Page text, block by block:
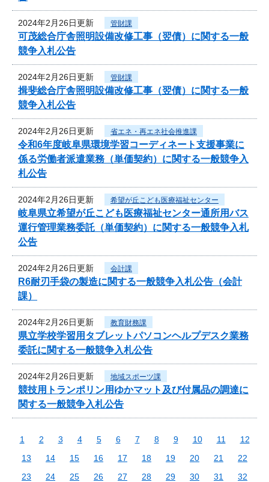
2024年2月26日更新 管財課
可茂総合庁舎照明設備改修工事（翌債）に関する一般
競争入札公告
2024年2月26日更新 管財課
揖斐総合庁舎照明設備改修工事（翌債）に関する一般
競争入札公告
2024年2月26日更新 省エネ・再エネ社会推進課
令和6年度岐阜県環境学習コーディネート支援事業に
係る労働者派遣業務（単価契約）に関する一般競争入
札公告
2024年2月26日更新 希望が丘こども医療福祉センター
岐阜県立希望が丘こども医療福祉センター通所用バス
運行管理業務委託（単価契約）に関する一般競争入札
公告
2024年2月26日更新 会計課
R6耐刃手袋の製造に関する一般競争入札公告（会計
課）
2024年2月26日更新 教育財務課
県立学校学習用タブレットパソコンヘルプデスク業務
委託に関する一般競争入札公告
2024年2月26日更新 地域スポーツ課
競技用トランポリン用ゆかマット及び付属品の調達に
関する一般競争入札公告
1 2 3 4 5 6 7 8 9 10 11
12
13
14 15 16 17 18 19 20 21
22
23
24 25 26 27 28 29 30 31
32